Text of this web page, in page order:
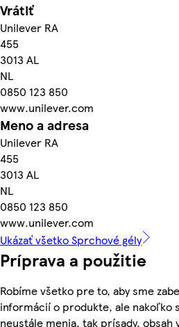
Vrátiť
Unilever RA
455
3013 AL
NL
0850 123 850
www.unilever.com
Meno a adresa
Unilever RA
455
3013 AL
NL
0850 123 850
www.unilever.com
Ukázať všetko Sprchové gély
Príprava a použitie
Robíme všetko pre to, aby sme
informácií o produkte, ale nakoľko
neustále menia, tak prísady, obsah